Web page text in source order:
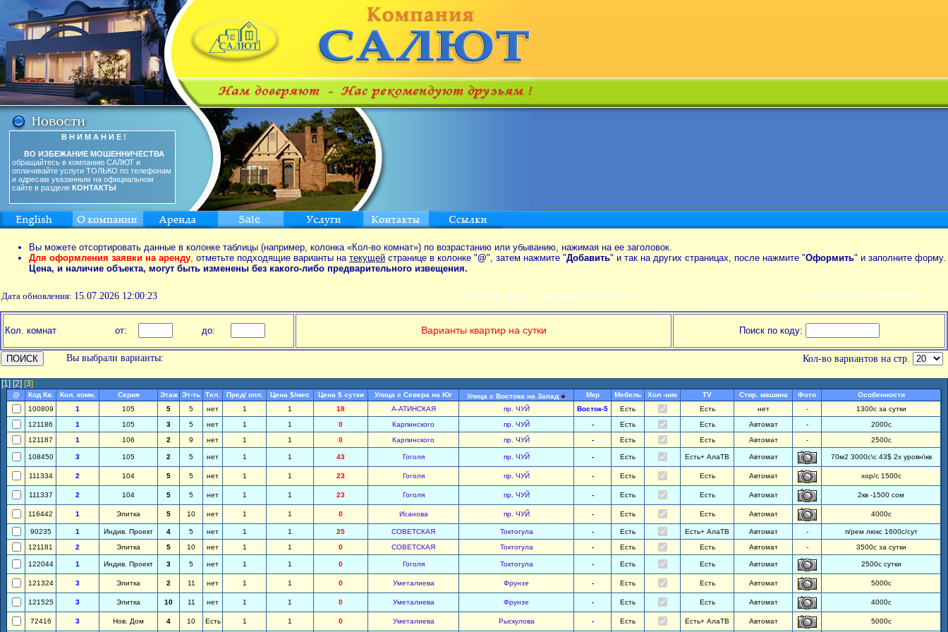
В Н И М А Н И Е !
ВО ИЗБЕЖАНИЕ МОШЕННИЧЕСТВА
обращайтесь в компанию САЛЮТ и
оплачивайте услуги ТОЛЬКО по телефонам
и адресам указанным на официальном
сайте в разделе КОНТАКТЫ
Вы можете отсортировать данные в колонке таблицы (например, колонка «Кол-во комнат») по возрастанию или убыванию, нажимая на ее заголовок.
Для оформления заявки на аренду, отметьте подходящие варианты на текущей странице в колонке "@", затем нажмите "Добавить" и так на других страницах, после нажмите "Оформить" и заполните форму.
Цена, и наличие объекта, могут быть изменены без какого-либо предварительного извещения.
Дата обновления: 15.07.2026 12:00:23 ПОИСК по аренде квартир от MIN до 550$ ПЛАНИРОВКИ КВАРТИР
Кол. комнат от: до: Варианты квартир на сутки Поиск по коду:
Вы выбрали варианты: Кол-во вариантов на стр.
[1] [2] [3]
@ Код Кв. Кол. комн. Серия Этаж Эт-ть Тел. Пред/ опл. Цена $/мес Цена $ сутки Улица с Севера на Юг Улица с Востока на Запад Мкр Мебель Хол -ник TV Стир. машина Фото
Особенности
100809
1 105 5 5 нет 1 1 18 А-АТИНСКАЯ пр. ЧУЙ Восток-5 Есть Есть нет -
1300с за сутки
121186
1 105 3 5 нет 1 1 0 Карпинского пр. ЧУЙ - Есть Есть Автомат -
2000с
121187
1 106 2 9 нет 1 1 0 Карпинского пр. ЧУЙ - Есть Есть Автомат - 2500с
108450 3 105 2 5 нет 1 1 43 Гоголя пр. ЧУЙ - Есть Есть+ АлаТВ Автомат 70м2 3000с\с 43$ 2х уровн\кв
111334 2 104 5 5 нет 1 1 23 Гоголя пр. ЧУЙ - Есть Есть Автомат хор/с 1500с
111337 2 104 5 5 нет 1 1 23 Гоголя пр. ЧУЙ - Есть Есть Автомат 2кв -1500 сом
116442 1 Элитка 5 10 нет 1 1 0 Исанова пр. ЧУЙ - Есть Есть Автомат 4000с
90235 1 Индив. Проект 4 5 нет 1 1 25 СОВЕТСКАЯ Токтогула - Есть Есть+ АлаТВ Автомат -
п/рем люкс 1600с/сут
121181
2 Элитка 5 10 нет 1 1 0 СОВЕТСКАЯ Токтогула - Есть Есть Автомат - 3500с за сутки
122044 1 Индив. Проект 3 5 нет 1 1 0 Гоголя Токтогула - Есть Есть Автомат 2500с сутки
121324 3 Элитка 2 11 нет 1 1 0 Уметалиева Фрунзе - Есть Есть Автомат 5000с
121525 3 Элитка 10 11 нет 1 1 0 Уметалиева Фрунзе - Есть Есть Автомат 4000с
72416 3 Нов. Дом 4 10 Есть 1 1 0 Уметалиева Рыскулова - Есть Есть+ АлаТВ Автомат 5000с